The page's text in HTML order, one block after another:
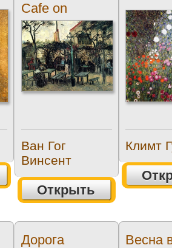
Cafe on
Montmartre)
Ван Гог
Винсент
Открыть
Климт
Дорога
Весна